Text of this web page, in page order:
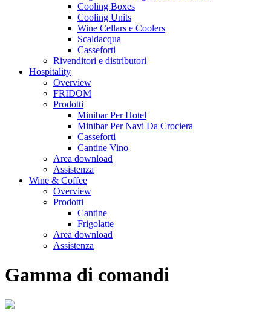
Cooling Boxes
Cooling Units
Wine Cellars e Coolers
Scaldacqua
Casseforti
Rivenditori e distributori
Hospitality
Overview
FRIDOM
Prodotti
Minibar Per Hotel
Minibar Per Navi Da Crociera
Casseforti
Cantine Vino
Area download
Assistenza
Wine & Coffee
Overview
Prodotti
Cantine
Frigolatte
Area download
Assistenza
Gamma di comandi